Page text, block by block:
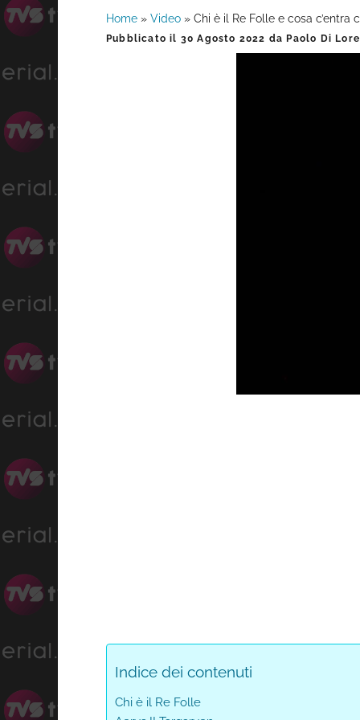
Home » Video » Chi è il Re Folle e cosa c’entra
Pubblicato il 30 Agosto 2022 da Paolo Di
0%
Indice dei contenuti
Chi è il Re Folle
Barra